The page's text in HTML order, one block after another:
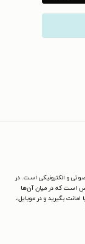
و الکترونیکی است. در
است که در میان آن‌ها
بگیرید و در موبایل،